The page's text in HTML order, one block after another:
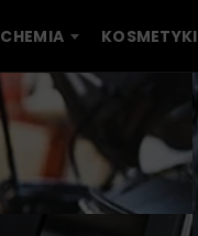
CHEMIA KOSMETYKI